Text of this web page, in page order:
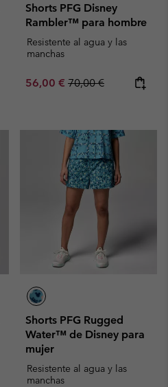
Shorts PFG Disney
Rambler™ para hombre
Resistente al agua y las
manchas
Sale price:
56,00 € Regular price:
70,00 €
Shorts PFG Rugged
Water™ de Disney para
mujer
Resistente al agua y las
manchas